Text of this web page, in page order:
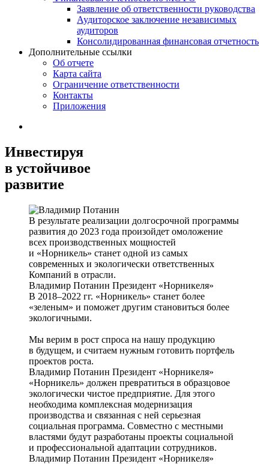
Заявление об ответственности руководства
Аудиторское заключение независимых
аудиторов
Консолидированная финансовая отчетность
Дополнительные ссылки
Об отчете
Карта сайта
Ограничение ответственности
Контакты
Приложения
Инвестируя
в устойчивое
развитие
В результате реализации долгосрочной программы
развития до 2023 года произойдет омоложение
всех производственных мощностей
и «Норникель» станет одной из самых
современных и экологически ответственных
Компаний в отрасли.
Владимир Потанин Президент «Норникеля»
В 2018–2022 гг. «Норникель» станет более
«зеленым» и поможет другим становиться более
экологичными.
Мы верим в рост спроса на нашу продукцию
в будущем, и считаем нужным готовить портфель
проектов роста.
Владимир Потанин Президент «Норникеля»
«Норникель» должен превратиться в образцовое
экологически чистое предприятие. Для этого
необходима комплексная модернизация
производства и связанная с ней серьезная
социальная программа. Совместно с местными
властями будут разработаны проекты социальной
и профессиональной адаптации сотрудников.
Владимир Потанин Президент «Норникеля»